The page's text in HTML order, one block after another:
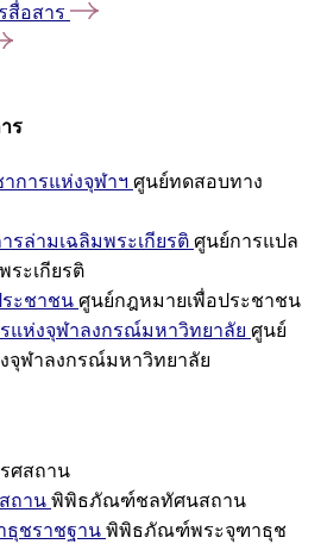
สื่อสาร
ร
การแห่งจุฬาฯ ศูนย์ทดสอบทาง
รล่ามเฉลิมพระเกียรติ ศูนย์การแปล
ระเกียรติ
ะชาชน ศูนย์กฎหมายเพื่อประชาชน
แห่งจุฬาลงกรณ์มหาวิทยาลัย ศูนย์
จุฬาลงกรณ์มหาวิทยาลัย
ศสถาน
ถาน พิพิธภัณฑ์ชลทัศนสถาน
ชราชฐาน พิพิธภัณฑ์พระจุฑาธุช